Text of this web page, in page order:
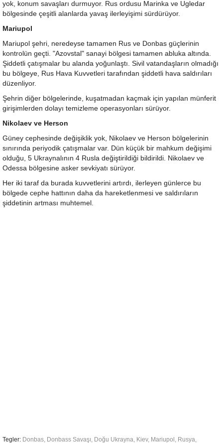
yok, konum savaşları durmuyor. Rus ordusu Marinka ve Ugledar
bölgesinde çeşitli alanlarda yavaş ilerleyişimi sürdürüyor.
Mariupol
Mariupol şehri, neredeyse tamamen Rus ve Donbas güçlerinin
kontrolün geçti. "Azovstal" sanayi bölgesi tamamen abluka altında.
Şiddetli çatışmalar bu alanda yoğunlaştı. Sivil vatandaşların olmadığı
bu bölgeye, Rus Hava Kuvvetleri tarafından şiddetli hava saldırıları
düzenliyor.
Şehrin diğer bölgelerinde, kuşatmadan kaçmak için yapılan münferit
girişimlerden dolayı temizleme operasyonları sürüyor.
Nikolaev ve Herson
Güney cephesinde değişiklik yok, Nikolaev ve Herson bölgelerinin
sınırında periyodik çatışmalar var. Dün küçük bir mahkum değişimi
olduğu, 5 Ukraynalının 4 Rusla değiştirildiği bildirildi. Nikolaev ve
Odessa bölgesine asker sevkiyatı sürüyor.
Her iki taraf da burada kuvvetlerini artırdı, ilerleyen günlerce bu
bölgede cephe hattının daha da hareketlenmesi ve saldırıların
şiddetinin artması muhtemel.
Tegler: Donbas, Donbass Savaşı, Doğu Ukrayna, Kiev, Mariupol , Rusya,